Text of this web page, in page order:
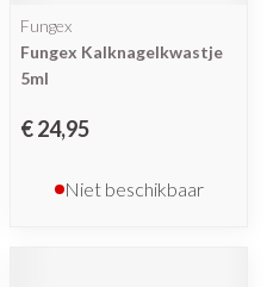
Fungex
Fungex Kalknagelkwastje
5ml
€ 24,95
Niet beschikbaar